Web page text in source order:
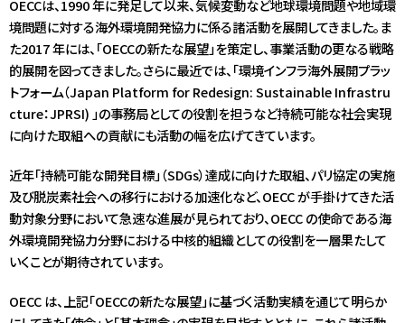
OECCは、1990 年に発足して以来、気候変動など地球環境問題や地域環
境問題に対する海外環境開発協力に係る諸活動を展開してきました。ま
た2017 年には、「OECCの新たな展望」を策定し、事業活動の更なる戦略
的展開を図ってきました。さらに最近では、「環境インフラ海外展開プラッ
トフォーム（Japan Platform for Redesign: Sustainable Infrastru
cture：JPRSI) 」の事務局としての役割を担うなど持続可能な社会実現
に向けた取組への貢献にも活動の幅を広げてきています。
近年「持続可能な開発目標」（SDGs）達成に向けた取組、パリ協定の実施
及び脱炭素社会への移行における加速化など、OECC が手掛けてきた活
動対象分野において急速な進展が見られており、OECC の使命である海
外環境開発協力分野における中核的組織としての役割を一層果たして
いくことが期待されています。
OECC は、上記「OECCの新たな展望」に基づく活動実績を通じて明らか